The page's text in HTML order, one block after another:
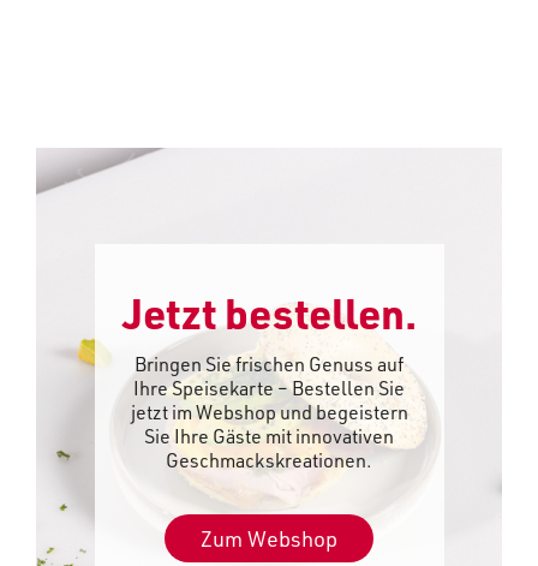
Jetzt bestellen.
Bringen Sie frischen Genuss auf
Ihre Speisekarte – Bestellen Sie
jetzt im Webshop und begeistern
Sie Ihre Gäste mit innovativen
Geschmackskreationen.
Zum Webshop